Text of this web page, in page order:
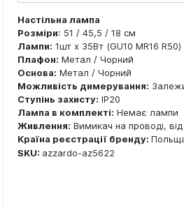
Настільна лампа
Розміри: 51 / 45,5 / 18 см
Лампи: 1шт x 35Вт (GU10 MR16 R50)
Плафон: Метал / Чорний
Основа: Метал / Чорний
Можливість димерування:
Ступінь захисту: IP20
Лампа в комплекті: Немає лампи
Живлення: Вимикач на проводі,
Країна реєстрації бренду:
SKU: azzardo-az5622